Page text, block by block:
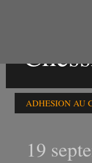
ADHESION AU
19